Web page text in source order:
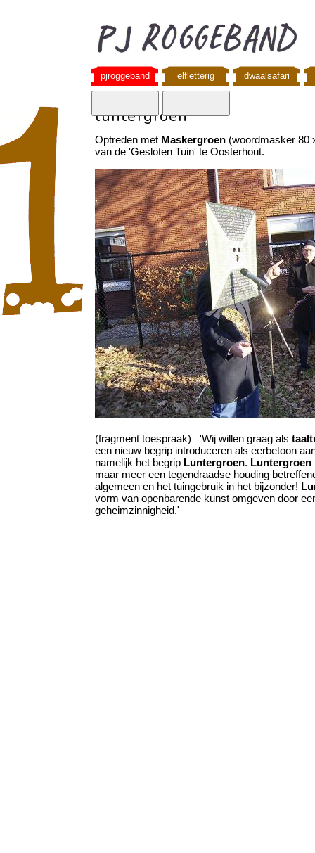
pjroggeband elfletterig dwaalsafari
luntergroen
Optreden met Maskergroen (woordmasker 80
van de 'Gesloten Tuin' te Oosterhout.
(fragment toespraak) 'Wij willen graag als
een nieuw begrip introduceren als eerbetoon
namelijk het begrip Luntergroen. Luntergroen
maar meer een tegendraadse houding
algemeen en het tuingebruik in het bijzonder!
vorm van openbarende kunst omgeven door
geheimzinnigheid.'